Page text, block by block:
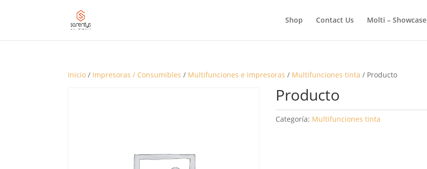
Shop Contact Us Molti – Showcase
PRODUCTOS
Inicio / Impresoras / Consumibles / Multifunciones e Impresoras / Multifunciones tinta / Producto
Producto
Categoría: Multifunciones tinta